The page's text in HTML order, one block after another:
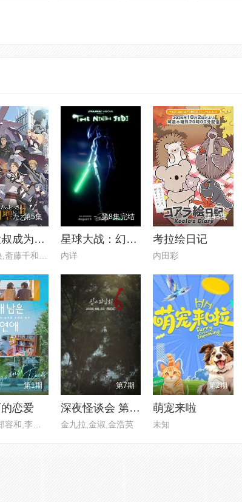
第5集
乡下大叔成为剑圣 第二季
东山奈央,斋藤千和,平田广明,石
第8集完结
星球大战：幻境 — 第九个绝地武士
内详
第43集
考拉绘日记
内田彩
第1期
恋爱
第7期
深夜怪谈会 第六季
金九拉,金淑,金浩英
第2期
萌宠来啦
未知